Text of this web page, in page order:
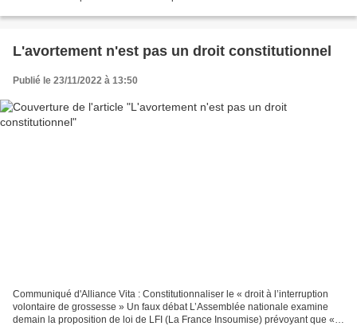
L'avortement n'est pas un droit constitutionnel
Publié le 23/11/2022 à 13:50
Communiqué d'Alliance Vita : Constitutionnaliser le « droit à l’interruption
volontaire de grossesse » Un faux débat L’Assemblée nationale examine
demain la proposition de loi de LFI (La France Insoumise) prévoyant que «